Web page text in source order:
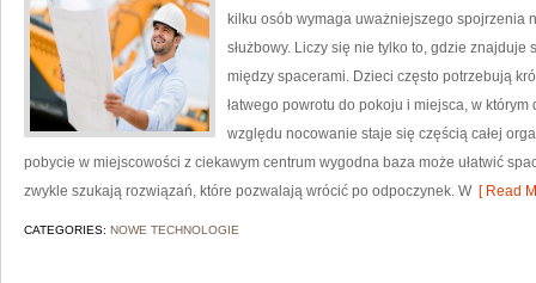
kilku osób wymaga uważniejszego spojrzenia
służbowy. Liczy się nie tylko to, gdzie
między spacerami. Dzieci często potrzebują
łatwego powrotu do pokoju i miejsca, w
względu nocowanie staje się częścią całej
pobycie w miejscowości z ciekawym centrum wygodna baza może ułatwić
zwykle szukają rozwiązań, które pozwalają wrócić po odpoczynek. W [ Read
CATEGORIES: NOWE TECHNOLOGIE